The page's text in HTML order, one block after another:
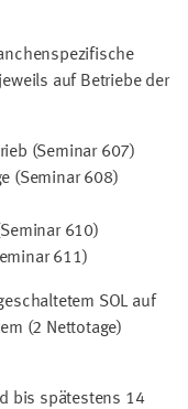
auf Betriebe der
(Seminar 607)
(Seminar 608)
610)
611)
SOL auf
(2 Nettotage)
bis spätestens 14